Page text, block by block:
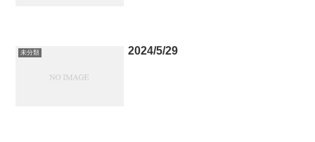
未分類 2024/5/29